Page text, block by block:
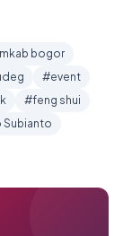
bogor
#event
#feng shui